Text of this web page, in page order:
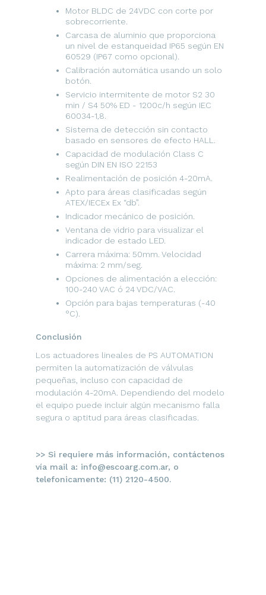
Motor BLDC de 24VDC con corte por
sobrecorriente.
Carcasa de aluminio que proporciona
un nivel de estanqueidad IP65 según EN
60529 (IP67 como opcional).
Calibración automática usando un solo
botón.
Servicio intermitente de motor S2 30
min / S4 50% ED - 1200c/h según IEC
60034-1,8.
Sistema de detección sin contacto
basado en sensores de efecto HALL.
Capacidad de modulación Class C
según DIN EN ISO 22153
Realimentación de posición 4-20mA.
Apto para áreas clasificadas según
ATEX/IECEx Ex “db”.
Indicador mecánico de posición.
Ventana de vidrio para visualizar el
indicador de estado LED.
Carrera máxima: 50mm. Velocidad
máxima: 2 mm/seg.
Opciones de alimentación a elección:
100-240 VAC ó 24 VDC/VAC.
Opción para bajas temperaturas (-40
°C).
Conclusión
Los actuadores lineales de PS AUTOMATION
permiten la automatización de válvulas
pequeñas, incluso con capacidad de
modulación 4-20mA. Dependiendo del modelo
el equipo puede incluir algún mecanismo falla
segura o aptitud para áreas clasificadas.
>> Si requiere más información, contáctenos
vía mail a: info@escoarg.com.ar, o
telefonicamente: (11) 2120-4500.